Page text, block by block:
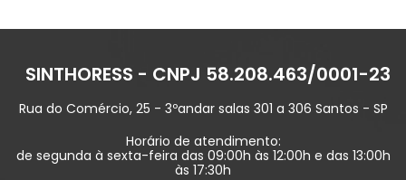
SINTHORESS - CNPJ 58.208.463/0001-23
Rua do Comércio, 25 - 3ºandar salas 301 a 306 Santos - SP
Horário de atendimento:
de segunda à sexta-feira das 09:00h às 12:00h e das 13:00h
às 17:30h